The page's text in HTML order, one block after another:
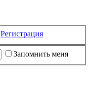
Регистрация
Запомнить меня